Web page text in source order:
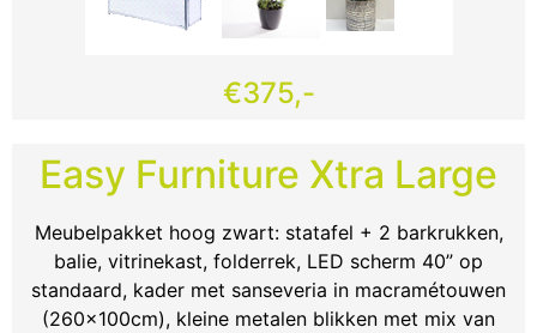
€375,-
Easy Furniture Xtra Large
Meubelpakket hoog zwart: statafel + 2 barkrukken,
balie, vitrinekast, folderrek, LED scherm 40” op
standaard, kader met sanseveria in macramétouwen
(260x100cm), kleine metalen blikken met mix van